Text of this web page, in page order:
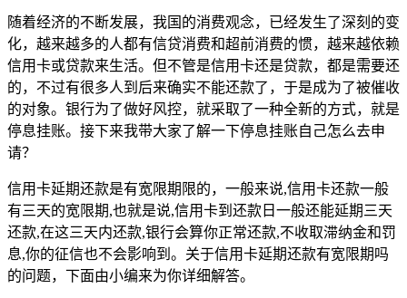
随着经济的不断发展，我国的消费观念，已经发生了深刻的变
化，越来越多的人都有信贷消费和超前消费的惯，越来越依赖
信用卡或贷款来生活。但不管是信用卡还是贷款，都是需要还
的，不过有很多人到后来确实不能还款了，于是成为了被催收
的对象。银行为了做好风控，就采取了一种全新的方式，就是
停息挂账。接下来我带大家了解一下停息挂账自己怎么去申
请？
信用卡延期还款是有宽限期限的，一般来说,信用卡还款一般
有三天的宽限期,也就是说,信用卡到还款日一般还能延期三天
还款,在这三天内还款,银行会算你正常还款,不收取滞纳金和罚
息,你的征信也不会影响到。关于信用卡延期还款有宽限期吗
的问题，下面由小编来为你详细解答。